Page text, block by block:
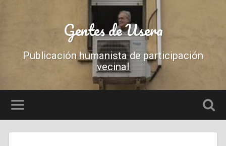
Gentes de Usera
Publicación humanista de participación
vecinal